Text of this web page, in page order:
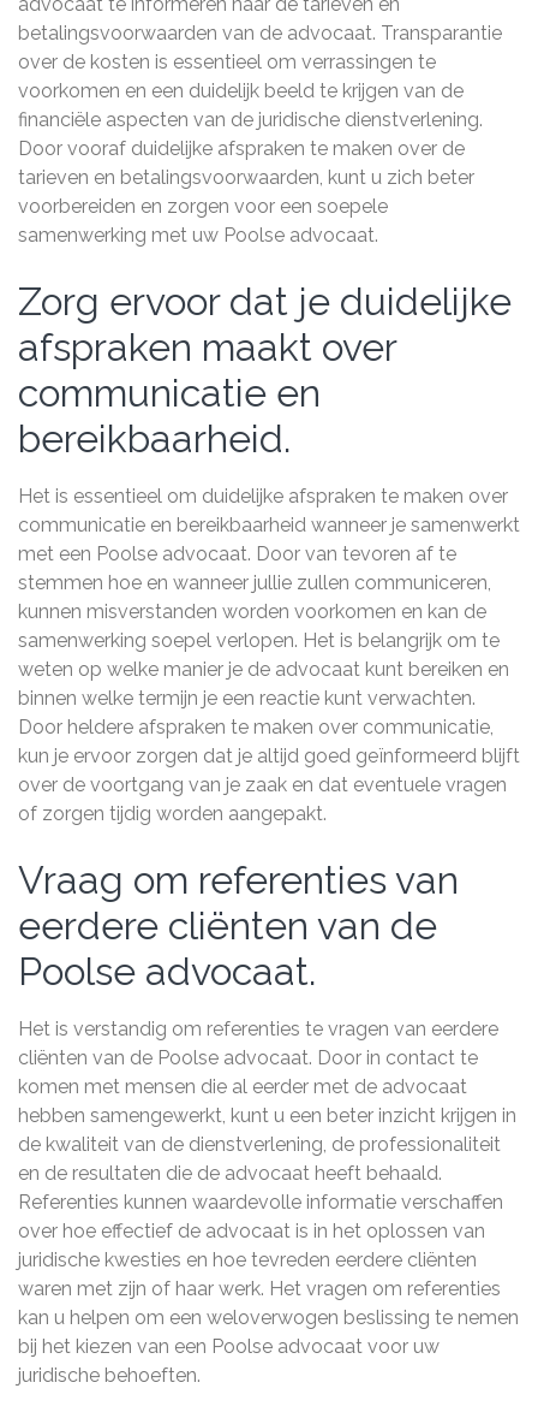
betalingsvoorwaarden van de advocaat. Transparantie
over de kosten is essentieel om verrassingen te
voorkomen en een duidelijk beeld te krijgen van de
financiële aspecten van de juridische dienstverlening.
Door vooraf duidelijke afspraken te maken over de
tarieven en betalingsvoorwaarden, kunt u zich beter
voorbereiden en zorgen voor een soepele
samenwerking met uw Poolse advocaat.
Zorg ervoor dat je duidelijke
afspraken maakt over
communicatie en
bereikbaarheid.
Het is essentieel om duidelijke afspraken te maken over
communicatie en bereikbaarheid wanneer je samenwerkt
met een Poolse advocaat. Door van tevoren af te
stemmen hoe en wanneer jullie zullen communiceren,
kunnen misverstanden worden voorkomen en kan de
samenwerking soepel verlopen. Het is belangrijk om te
weten op welke manier je de advocaat kunt bereiken en
binnen welke termijn je een reactie kunt verwachten.
Door heldere afspraken te maken over communicatie,
kun je ervoor zorgen dat je altijd goed geïnformeerd blijft
over de voortgang van je zaak en dat eventuele vragen
of zorgen tijdig worden aangepakt.
Vraag om referenties van
eerdere cliënten van de
Poolse advocaat.
Het is verstandig om referenties te vragen van eerdere
cliënten van de Poolse advocaat. Door in contact te
komen met mensen die al eerder met de advocaat
hebben samengewerkt, kunt u een beter inzicht krijgen in
de kwaliteit van de dienstverlening, de professionaliteit
en de resultaten die de advocaat heeft behaald.
Referenties kunnen waardevolle informatie verschaffen
over hoe effectief de advocaat is in het oplossen van
juridische kwesties en hoe tevreden eerdere cliënten
waren met zijn of haar werk. Het vragen om referenties
kan u helpen om een weloverwogen beslissing te nemen
bij het kiezen van een Poolse advocaat voor uw
juridische behoeften.